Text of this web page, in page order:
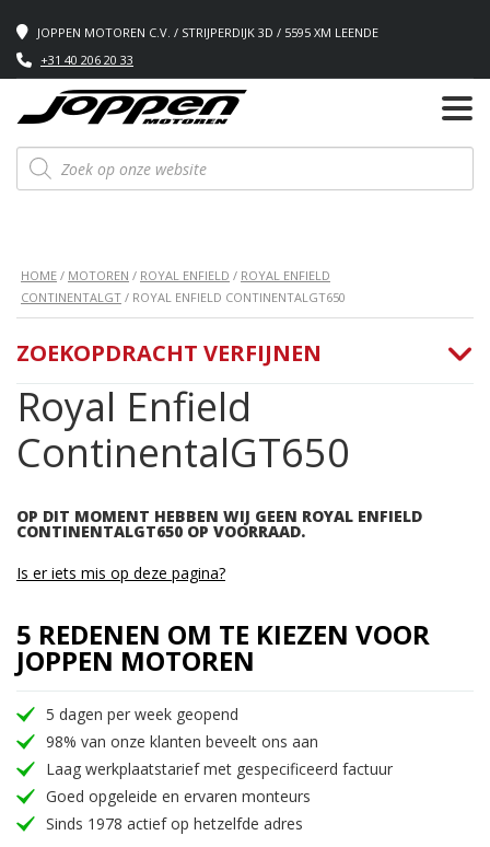
JOPPEN MOTOREN C.V. / STRIJPERDIJK 3D / 5595 XM LEENDE
+31 40 206 20 33
Producten
zoeken
HOME / MOTOREN / ROYAL ENFIELD / ROYAL ENFIELD
CONTINENTALGT / ROYAL ENFIELD CONTINENTALGT650
Royal Enfield
ContinentalGT650
OP DIT MOMENT HEBBEN WIJ GEEN ROYAL ENFIELD
CONTINENTALGT650 OP VOORRAAD.
ZOEKOPDRACHT VERFIJNEN
Is er iets mis op deze pagina?
5 REDENEN OM TE KIEZEN VOOR
JOPPEN MOTOREN
5 dagen per week geopend
98% van onze klanten beveelt ons aan
Laag werkplaatstarief met gespecificeerd factuur
Goed opgeleide en ervaren monteurs
Sinds 1978 actief op hetzelfde adres